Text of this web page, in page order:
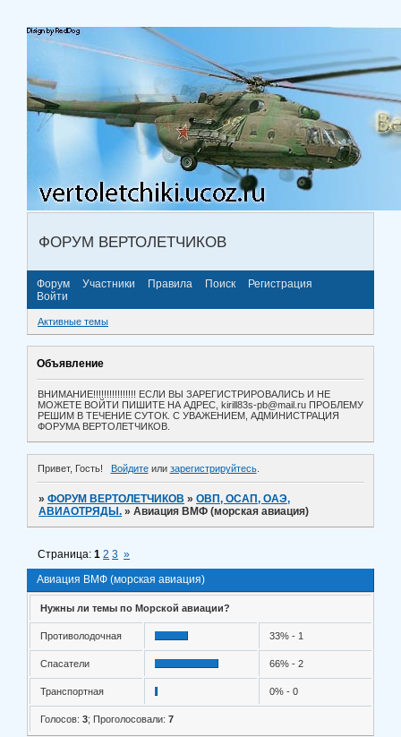
ФОРУМ ВЕРТОЛЕТЧИКОВ
Форум Участники Правила Поиск
Регистрация
Войти
Активные темы
Объявление
ВНИМАНИЕ!!!!!!!!!!!!!!!! ЕСЛИ ВЫ ЗАРЕГИСТРИРОВАЛИСЬ И НЕ
МОЖЕТЕ ВОЙТИ ПИШИТЕ НА АДРЕС, kirill83s-pb@mail.ru ПРОБЛЕМУ
РЕШИМ В ТЕЧЕНИЕ СУТОК. С УВАЖЕНИЕМ, АДМИНИСТРАЦИЯ
ФОРУМА ВЕРТОЛЕТЧИКОВ.
Привет, Гость! Войдитеили зарегистрируйтесь.
»ФОРУМ ВЕРТОЛЕТЧИКОВ »ОВП, ОСАП, ОАЭ,
АВИАОТРЯДЫ. »Авиация ВМФ (морская авиация)
Авиация ВМФ (морская авиация)
Страница:1 2 3 »
Нужны ли темы по Морской авиации?
Противолодочная 33% - 1
Спасатели 66% - 2
Транспортная 0% - 0
Голосов: 3; Проголосовали: 7